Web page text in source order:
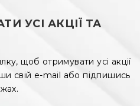
УСІ АКЦІЇ ТА
щоб отримувати усі акції
свій e-mail або підпишись